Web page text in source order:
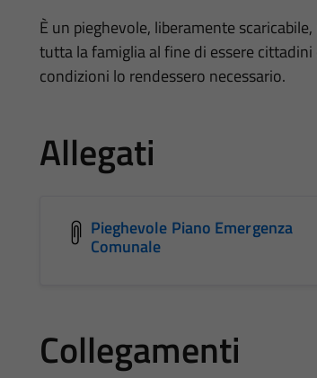
È un pieghevole, liberamente
tutta la famiglia al fine di essere
condizioni lo rendessero necessario.
Allegati
Pieghevole Piano Emergenza
Comunale
Collegamenti